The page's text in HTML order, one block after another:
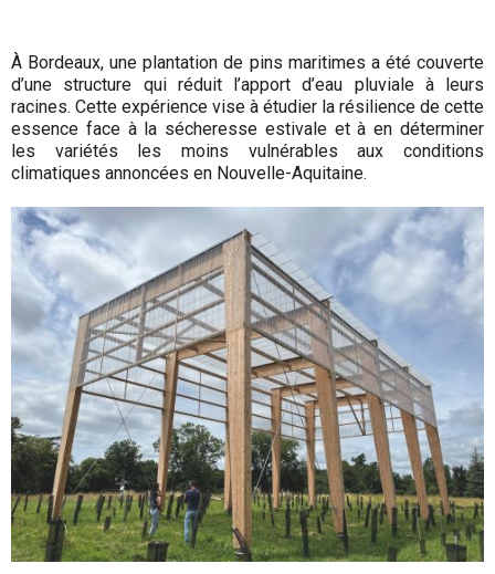
À Bordeaux, une plantation de pins maritimes a été couverte
d’une structure qui réduit l’apport d’eau pluviale à leurs
racines. Cette expérience vise à étudier la résilience de cette
essence face à la sécheresse estivale et à en déterminer
les variétés les moins vulnérables aux conditions
climatiques annoncées en Nouvelle-Aquitaine.